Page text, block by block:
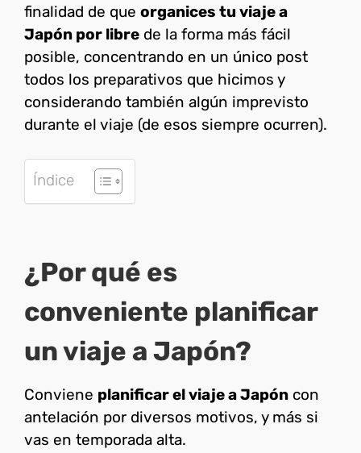
finalidad de que organices tu viaje a
Japón por libre de la forma más fácil
posible, concentrando en un único post
todos los preparativos que hicimos y
considerando también algún imprevisto
durante el viaje (de esos siempre ocurren).
Índice
¿Por qué es
conveniente planificar
un viaje a Japón?
Conviene planificar el viaje a Japón con
antelación por diversos motivos, y más si
vas en temporada alta.